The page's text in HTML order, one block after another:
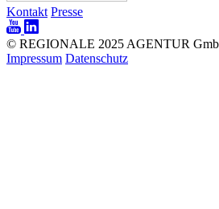
Kontakt Presse
© REGIONALE 2025 AGENTUR
Impressum Datenschutz